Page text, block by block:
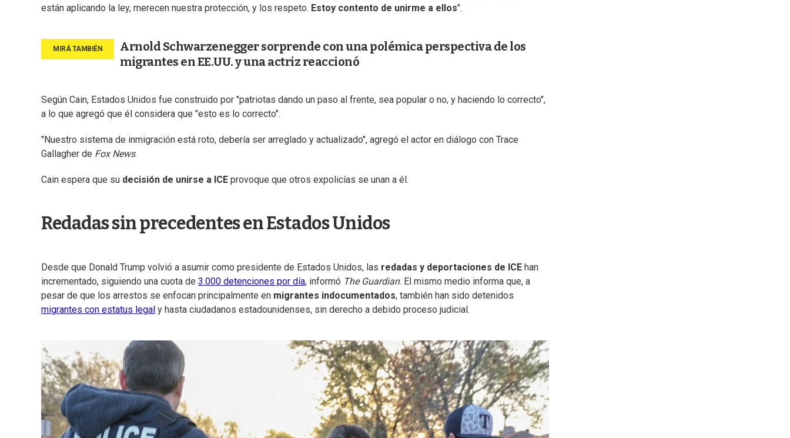
están aplicando la ley, merecen nuestra protección, y los respeto. Estoy contento de unirme a ellos".
Arnold Schwarzenegger sorprende con una polémica perspectiva de los
migrantes en EE.UU. y una actriz reaccionó
Según Cain, Estados Unidos fue construido por "patriotas dando un paso al frente, sea popular o no, y haciendo lo correcto",
a lo que agregó que él considera que "esto es lo correcto".
"Nuestro sistema de inmigración está roto, debería ser arreglado y actualizado", agregó el actor en diálogo con Trace
Gallagher de Fox News.
Cain espera que su decisión de unirse a ICE provoque que otros expolicías se unan a él.
Redadas sin precedentes en Estados Unidos
Desde que Donald Trump volvió a asumir como presidente de Estados Unidos, las redadas y deportaciones de ICE han
incrementado, siguiendo una cuota de 3.000 detenciones por día, informó The Guardian. El mismo medio informa que, a
pesar de que los arrestos se enfocan principalmente en migrantes indocumentados, también han sido detenidos
migrantes con estatus legal y hasta ciudadanos estadounidenses, sin derecho a debido proceso judicial.